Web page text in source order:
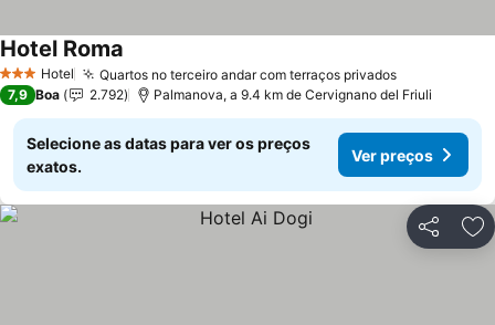
3 EstrelasHotel Quartos no terceiro andar com terraços privadosVer preços
Hotel Roma
7,9 Boa 2.792 Palmanova, a 9.4 km de Cervignano del Friuli
Selecione as datas para ver os preços
exatos.
Ver preços
Partilhar